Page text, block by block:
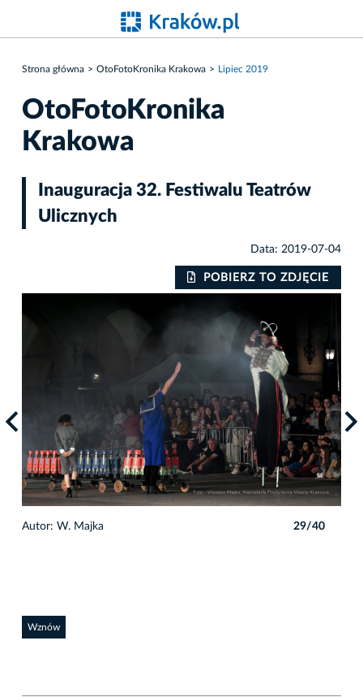
Strona główna OtoFotoKronika Krakowa Lipiec 2019
OtoFotoKronika
Krakowa
Inauguracja 32. Festiwalu Teatrów
Ulicznych
Data: 2019-07-04
POBIERZ TO ZDJĘCIE
Autor: W. Majka 29/40
Wznów